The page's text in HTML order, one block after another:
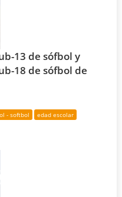
13 de sófbol y
18 de sófbol de
- softbol
edad escolar